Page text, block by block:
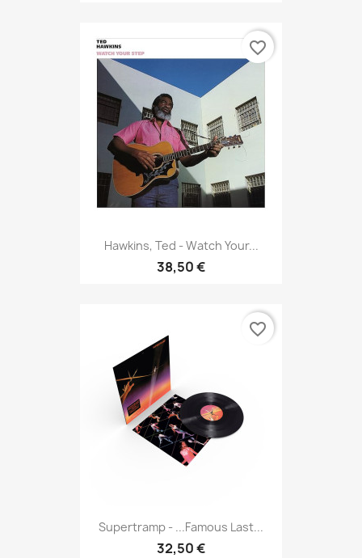
Hawkins, Ted - Watch Your...
38,50 €
favorite_border
Supertramp - ...Famous Last...
32,50 €
favorite_border